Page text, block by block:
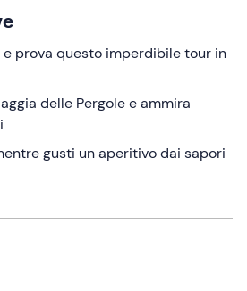
prova questo imperdibile tour in
delle Pergole e ammira
gusti un aperitivo dai sapori